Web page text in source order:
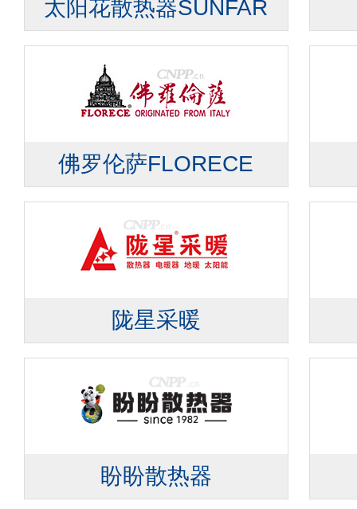
太阳花散热器SUNFAR
佛罗伦萨FLORECE
陇星采暖
盼盼散热器